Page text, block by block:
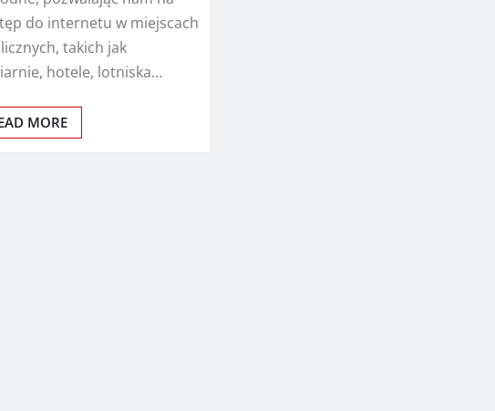
do internetu w miejscach
takich jak
hotele, lotniska…
MORE